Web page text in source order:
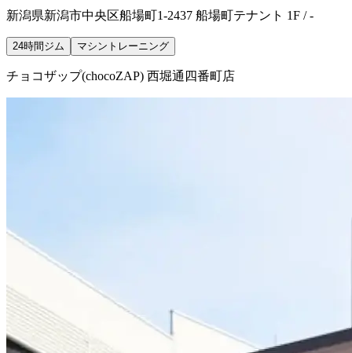
新潟県新潟市中央区船場町1-2437 船場町テナント 1F / -
24時間ジム マシントレーニング
チョコザップ(chocoZAP) 西堀通四番町店